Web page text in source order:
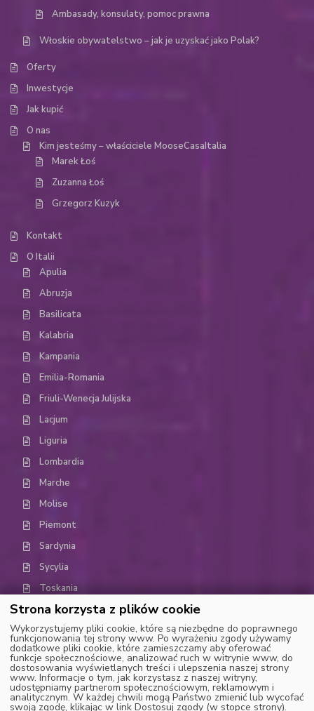
Ambasady, konsulaty, pomoc prawna
Włoskie obywatelstwo – jak je uzyskać jako Polak?
Oferty
Inwestycje
Jak kupić
O nas
Kim jesteśmy – właściciele MooseCasaItalia
Marek Łoś
Zuzanna Łoś
Grzegorz Kuzyk
Kontakt
O Italii
Apulia
Abruzja
Basilicata
Kalabria
Kampania
Emilia-Romania
Friuli-Wenecja Julijska
Lacjum
Liguria
Lombardia
Marche
Molise
Piemont
Sardynia
Sycylia
Toskania
Trydent-Górna Adyga (Trentino-Alto Adige)
Umbria
Dolina Aosty
Wenecja Euganejska (Weneto)
Strona korzysta z plików cookie
Wykorzystujemy pliki cookie, które są niezbędne do poprawnego
funkcjonowania tej strony www. Po wyrażeniu zgody używamy
dodatkowe pliki cookie, które zamieszczamy aby oferować
funkcje społecznościowe, analizować ruch w witrynie www, do
dostosowania wyświetlanych treści i ulepszenia naszej strony
www. Informacje o tym, jak korzystasz z naszej witryny,
udostępniamy partnerom społecznościowym, reklamowym i
analitycznym. W każdej chwili mogą Państwo zmienić lub wycofać
swoją zgodę, klikając w link Dostosuj zgody (w stopce strony).